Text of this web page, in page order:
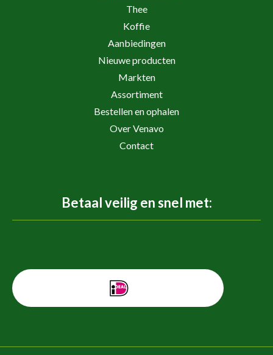
Thee
Koffie
Aanbiedingen
Nieuwe producten
Markten
Assortiment
Bestellen en ophalen
Over Venavo
Contact
Betaal veilig en snel met: